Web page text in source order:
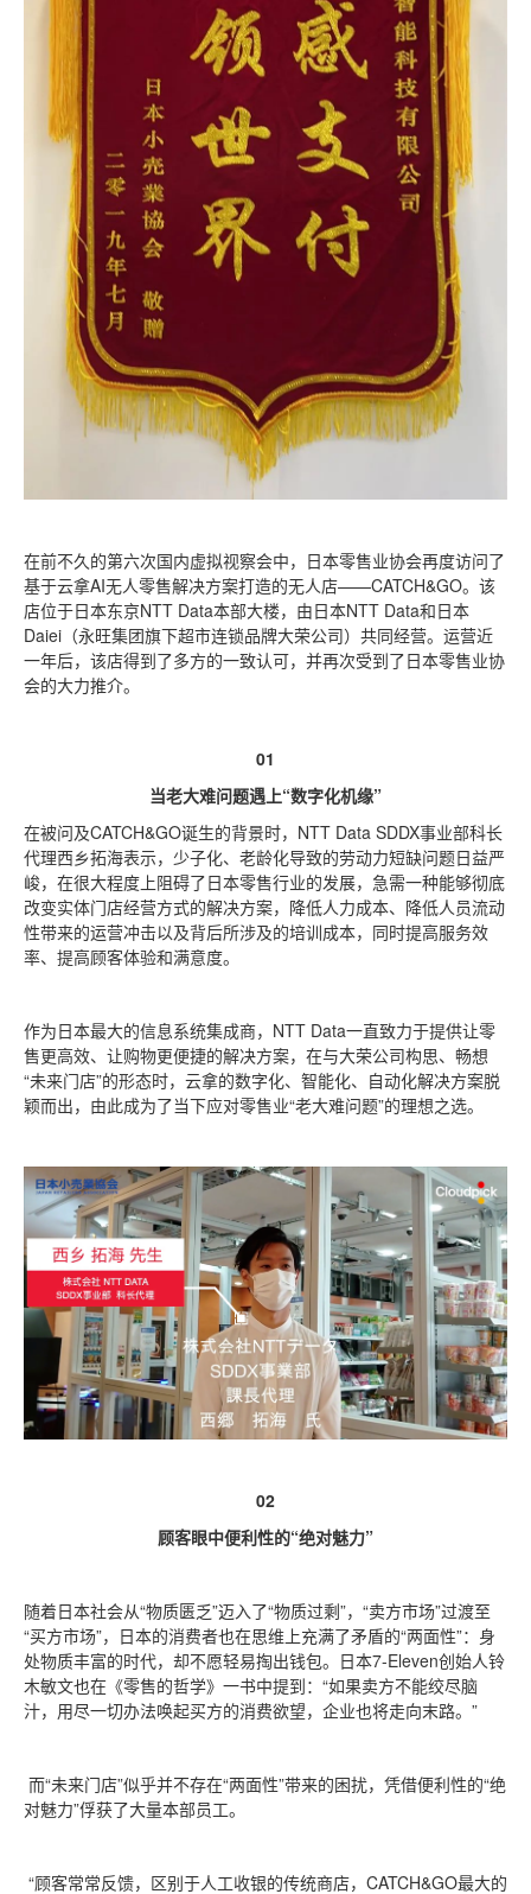
在前不久的第六次国内虚拟视察会中，日本零售业协会再度访问了
基于云拿AI无人零售解决方案打造的无人店——CATCH&GO。该
店位于日本东京NTT Data本部大楼，由日本NTT Data和日本
Daiei（永旺集团旗下超市连锁品牌大荣公司）共同经营。运营近
一年后，该店得到了多方的一致认可，并再次受到了日本零售业协
会的大力推介。
01
当老大难问题遇上“数字化机缘”
在被问及CATCH&GO诞生的背景时，NTT Data SDDX事业部科长
代理西乡拓海表示，少子化、老龄化导致的劳动力短缺问题日益严
峻，在很大程度上阻碍了日本零售行业的发展，急需一种能够彻底
改变实体门店经营方式的解决方案，降低人力成本、降低人员流动
性带来的运营冲击以及背后所涉及的培训成本，同时提高服务效
率、提高顾客体验和满意度。
作为日本最大的信息系统集成商，NTT Data一直致力于提供让零
售更高效、让购物更便捷的解决方案，在与大荣公司构思、畅想
“未来门店”的形态时，云拿的数字化、智能化、自动化解决方案脱
颖而出，由此成为了当下应对零售业“老大难问题”的理想之选。
02
顾客眼中便利性的“绝对魅力”
随着日本社会从“物质匮乏”迈入了“物质过剩”，“卖方市场”过渡至
“买方市场”，日本的消费者也在思维上充满了矛盾的“两面性”：身
处物质丰富的时代，却不愿轻易掏出钱包。日本7-Eleven创始人铃
木敏文也在《零售的哲学》一书中提到：“如果卖方不能绞尽脑
汁，用尽一切办法唤起买方的消费欲望，企业也将走向末路。”
而“未来门店”似乎并不存在“两面性”带来的困扰，凭借便利性的“绝
对魅力”俘获了大量本部员工。
“顾客常常反馈，区别于人工收银的传统商店，CATCH&GO最大的